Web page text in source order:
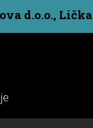
d.o.o., Lička